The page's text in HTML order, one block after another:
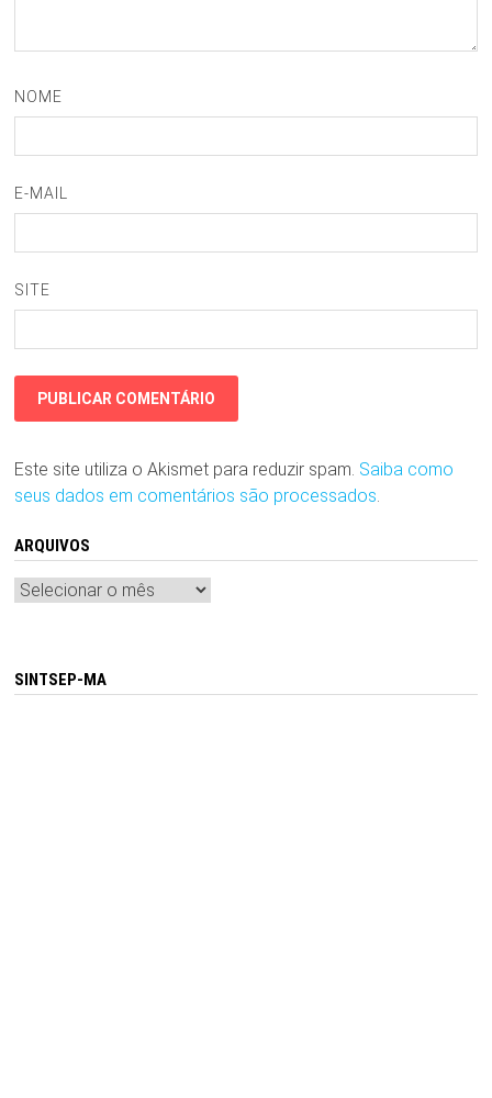
NOME
E-MAIL
SITE
Este site utiliza o Akismet para reduzir spam. Saiba como
seus dados em comentários são processados
ARQUIVOS
Arquivos
SINTSEP-MA